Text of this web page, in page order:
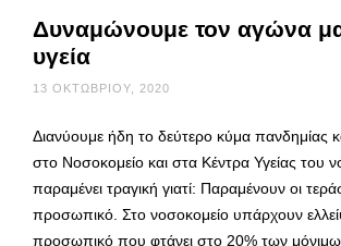
Δυναμώνουμε τον αγώνα
υγεία
13 ΟΚΤΩΒΡΊΟΥ, 2020
Διανύουμε ήδη το δεύτερο κύμα πανδημίας
στο Νοσοκομείο και στα Κέντρα Υγείας του
παραμένει τραγική γιατί: Παραμένουν οι
προσωπικό. Στο νοσοκομείο υπάρχουν
προσωπικό που φτάνει στο 20% των